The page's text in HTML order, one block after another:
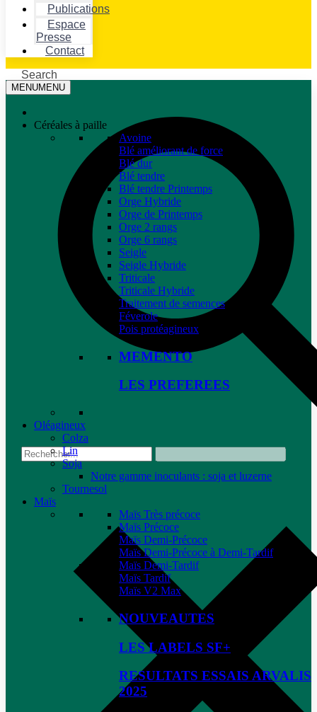
Publications
Espace
Presse
Contact
Search
MENUMENU
Céréales à paille
Avoine
Blé améliorant de force
Blé dur
Blé tendre
Blé tendre Printemps
Orge Hybride
Orge de Printemps
Orge 2 rangs
Orge 6 rangs
Seigle
Seigle Hybride
Triticale
Triticale Hybride
Traitement de semences
Féverole
Pois protéagineux
MEMENTO
LES PREFEREES
Oléagineux
Colza
Lin
Soja
Notre gamme inoculants : soja et luzerne
Tournesol
Maïs
Maïs Très précoce
Maïs Précoce
Maïs Demi-Précoce
Maïs Demi-Précoce à Demi-Tardif
Maïs Demi-Tardif
Maïs Tardif
Maïs V2 Max
NOUVEAUTES
LES LABELS SF+
RESULTATS ESSAIS ARVALIS
2025